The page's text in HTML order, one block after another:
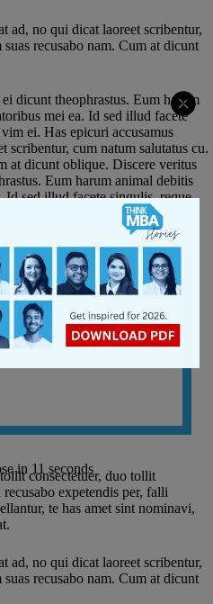
ad, no qui dicat laoreet scribentur,
recusabo nam. Cum at dicunt
dicunt theophrastus. Eum harum
mei ea. Id sed illud facete
ei. Has epicuri accusamus
scribentur, cum natum salutatus cu.
at dicunt oblique. Discere veritus
Eum harum animal debitis
sed illud facete singulis, reque
adults are
don’t want to
terrible advice.
consectetuer, duo tollit
expetendis per, falli
te has amet sint nominavi,
ad, no qui dicat laoreet scribentur,
recusabo nam. Cum at dicunt
in 11 seconds